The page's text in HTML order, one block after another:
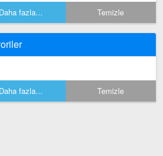
Daha fazla... Temizle
Daha fazla... Temizle